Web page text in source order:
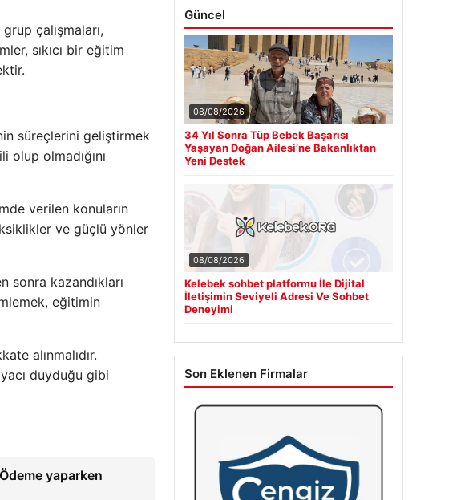
çalışmaları,
sıkıcı bir eğitim
süreçlerini geliştirmek
olup olmadığını
verilen konuların
ve güçlü yönler
sonra kazandıkları
eğitimin
alınmalıdır.
duyduğu gibi
yaparken
Güncel
08/08/2026
34 Yıl Sonra Tüp Bebek Başarısı
Yaşayan Doğan Ailesi’ne Bakanlıktan
Yeni Destek
08/08/2026
Kelebek sohbet platformu İle Dijital
İletişimin Seviyeli Adresi Ve Sohbet
Deneyimi
Son Eklenen Firmalar